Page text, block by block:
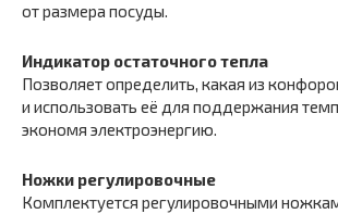
от размера посуды.
Индикатор остаточного тепла
Позволяет определить, какая из
и использовать её для поддержания
экономя электроэнергию.
Ножки регулировочные
Комплектуется регулировочными